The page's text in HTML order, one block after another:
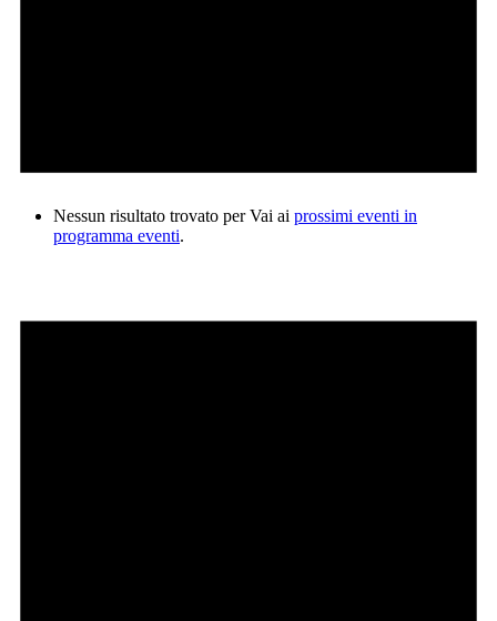
Nessun risultato trovato per Vai ai prossimi eventi in
programma eventi.